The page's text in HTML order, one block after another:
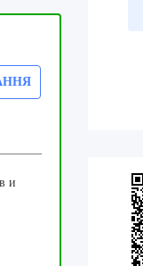
и